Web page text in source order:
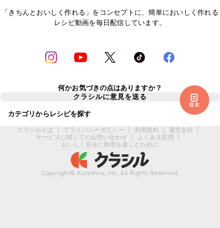
目次
「きちんとおいしく作れる」をコンセプトに、簡単においしく作れる
レシピ動画を毎日配信しています。
何かお気づきの点はありますか？
クラシルに意見を送る
カテゴリからレシピを探す
クラシルとは プライバシーポリシー 利用規約 運営会社
サービスに関してのお問い合わせ
よくある質問
おいしく安全に料理を楽しむために
Copyright© Kurashiru, Inc. All Rights Reserved.